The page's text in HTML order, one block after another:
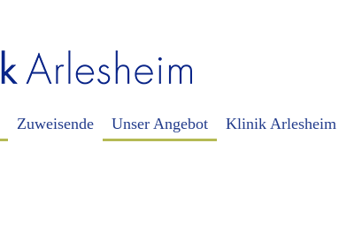
Zuweisende Unser Angebot Klinik Arlesheim